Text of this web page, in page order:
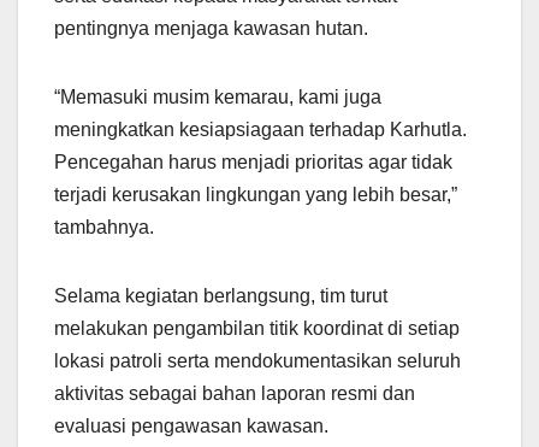
pentingnya menjaga kawasan hutan.
“Memasuki musim kemarau, kami juga
meningkatkan kesiapsiagaan terhadap Karhutla.
Pencegahan harus menjadi prioritas agar tidak
terjadi kerusakan lingkungan yang lebih besar,”
tambahnya.
Selama kegiatan berlangsung, tim turut
melakukan pengambilan titik koordinat di setiap
lokasi patroli serta mendokumentasikan seluruh
aktivitas sebagai bahan laporan resmi dan
evaluasi pengawasan kawasan.